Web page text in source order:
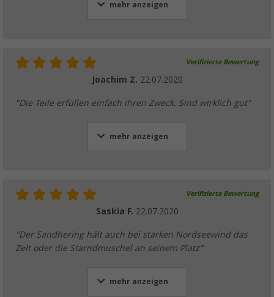
(88)
Berger Glow In The Dark Zeltleine, 20 m
(37)
12,99 €UVP14,99 €
mehr anzeigen
Verifizierte Bewertung
Joachim Z. 22.07.2020
"Die Teile erfüllen einfach ihren Zweck. Sind wirklich gut"
mehr anzeigen
Verifizierte Bewertung
Saskia F. 22.07.2020
"Der Sandhering hält auch bei starken Nordseewind das
Zelt oder die Starndmuschel an seinem Platz"
mehr anzeigen